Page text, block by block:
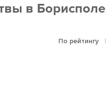
в Борисполе
По рейтингу |